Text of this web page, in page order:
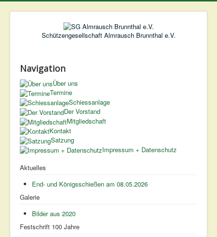
Schützengesellschaft Almrausch Brunnthal e.V.
Navigation
Über uns
Termine
Schiessanlage
Der Vorstand
Mitgliedschaft
Kontakt
Satzung
Impressum + Datenschutz
Aktuelles
End- und Königsschießen am 08.05.2026
Galerie
Bilder aus 2020
Festschrift 100 Jahre